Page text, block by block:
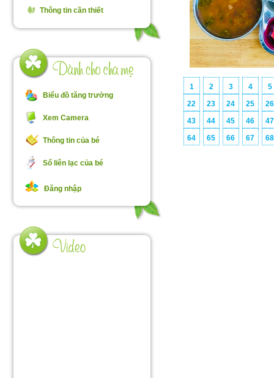
Thông tin cần thiết
Biểu đồ tăng trưởng
Xem Camera
Thông tin của bé
Sổ liên lạc của bé
Đăng nhập
1 2 3 4
5
22
23 24 25
26
43
44 45 46
47
64
65 66 67 68